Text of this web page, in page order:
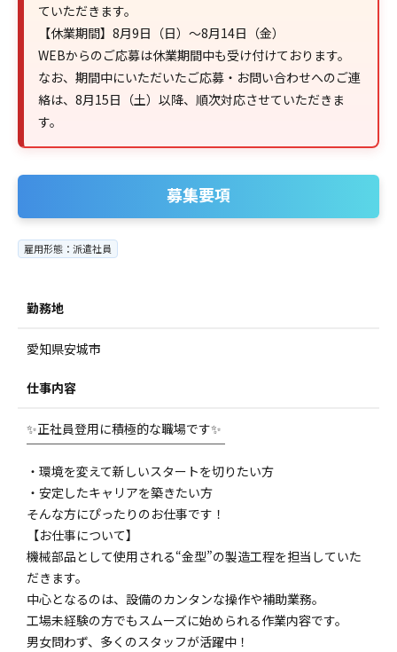
ていただきます。
【休業期間】8月9日（日）～8月14日（金）
WEBからのご応募は休業期間中も受け付けております。
なお、期間中にいただいたご応募・お問い合わせへのご連
絡は、8月15日（土）以降、順次対応させていただきま
す。
募集要項
雇用形態：派遣社員
勤務地
愛知県安城市
仕事内容
✨正社員登用に積極的な職場です✨
￣￣￣￣￣￣￣￣￣￣￣￣￣￣￣￣
・環境を変えて新しいスタートを切りたい方
・安定したキャリアを築きたい方
そんな方にぴったりのお仕事です！
【お仕事について】
機械部品として使用される“金型”の製造工程を担当していた
だきます。
中心となるのは、設備のカンタンな操作や補助業務。
工場未経験の方でもスムーズに始められる作業内容です。
男女問わず、多くのスタッフが活躍中！